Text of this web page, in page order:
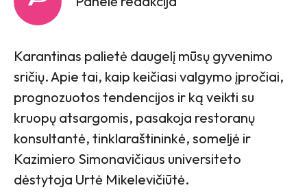
Karantinas palietė daugelį mūsų gyvenimo
sričių. Apie tai, kaip keičiasi valgymo įpročiai,
prognozuotos tendencijos ir ką veikti su
kruopų atsargomis, pasakoja restoranų
konsultantė, tinklaraštininkė, someljė ir
Kazimiero Simonavičiaus universiteto
dėstytoja Urtė Mikelevičiūtė.